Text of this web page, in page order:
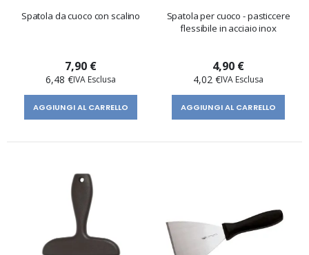
Spatola da cuoco con scalino
7,90 €
6,48 €
AGGIUNGI AL CARRELLO
Spatola per cuoco - pasticcere
flessibile in acciaio inox
4,90 €
4,02 €
AGGIUNGI AL CARRELLO